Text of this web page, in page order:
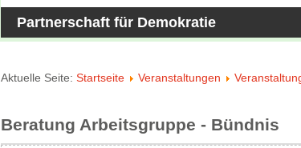
Partnerschaft für Demokratie
Aktuelle Seite: Startseite Veranstaltungen
Beratung Arbeitsgruppe - Bündnis